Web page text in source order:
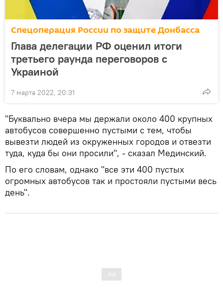
Спецоперация России по защите Донбасса
Глава делегации РФ оценил итоги
третьего раунда переговоров с
Украиной
7 марта 2022, 20:31
"Буквально вчера мы держали около 400 крупных
автобусов совершенно пустыми с тем, чтобы
вывезти людей из окруженных городов и отвезти
туда, куда бы они просили", - сказал Мединский.
По его словам, однако "все эти 400 пустых
огромных автобусов так и простояли пустыми весь
день".